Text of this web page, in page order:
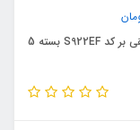
تیغه اره افقی بر کد S922EF بسته 5